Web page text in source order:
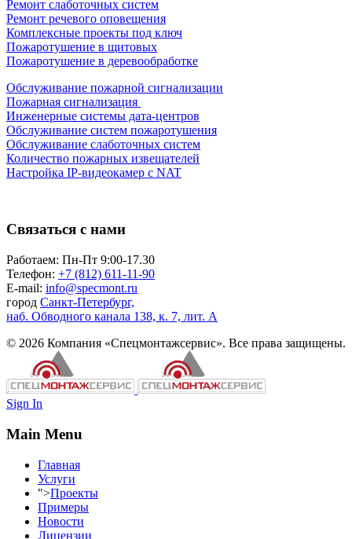
Ремонт слаботочных систем
Ремонт речевого оповещения
Комплексные проекты под ключ
Пожаротушение в щитовых
Пожаротушение в деревообработке
Обслуживание пожарной сигнализации
Пожарная сигнализация
Инженерные системы дата-центров
Обслуживание систем пожаротушения
Обслуживание слаботочных систем
Количество пожарных извещателей
Настройка IP-видеокамер с NAT
Связаться с нами
Работаем: Пн-Пт 9:00-17.30
Телефон: +7 (812) 611-11-90
E-mail: info@specmont.ru
город Санкт-Петербург,
наб. Обводного канала 138, к. 7, лит. А
© 2026 Компания «Спецмонтажсервис». Все права защищены.
Sign In
Main Menu
Главная
Услуги
">Проекты
Примеры
Новости
Лицензии